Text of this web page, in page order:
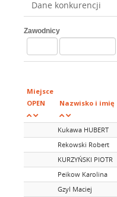
Dane konkurencji
Zawodnicy
Miejsce
OPEN
Nazwisko i imię
Kukawa HUBERT
Rekowski Robert
KURZYŃSKI PIOTR
Peikow Karolina
Gzyl Maciej